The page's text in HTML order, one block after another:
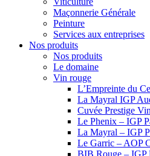
Maçonnerie Générale
Peinture
Services aux entreprises
Nos produits
Nos produits
Le domaine
Vin rouge
L’Empreinte du
La Mayral IGP
Cuvée Prestige
Le Phenix – IGP
La Mayral – IGP
Le Garric – AOP
BIB Rouge – IGP